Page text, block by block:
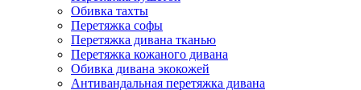
Обивка тахты
Перетяжка софы
Перетяжка дивана тканью
Перетяжка кожаного дивана
Обивка дивана экокожей
Антивандальная перетяжка дивана